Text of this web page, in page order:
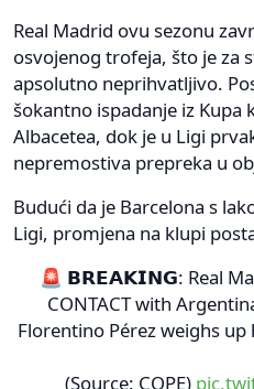
Real Madrid ovu sezonu
osvojenog trofeja, što je za
apsolutno neprihvatljivo.
šokantno ispadanje iz Kupa
Albacetea, dok je u Ligi
nepremostiva prepreka u
Budući da je Barcelona s
Ligi, promjena na klupi
🚨 𝗕𝗥𝗘𝗔𝗞𝗜𝗡𝗚: Real
CONTACT with
Florentino Pérez weighs
(Source: COPE)